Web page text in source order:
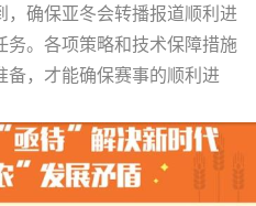
，确保亚冬会转播报道顺利进
务。各项策略和技术保障措施
备，才能确保赛事的顺利进